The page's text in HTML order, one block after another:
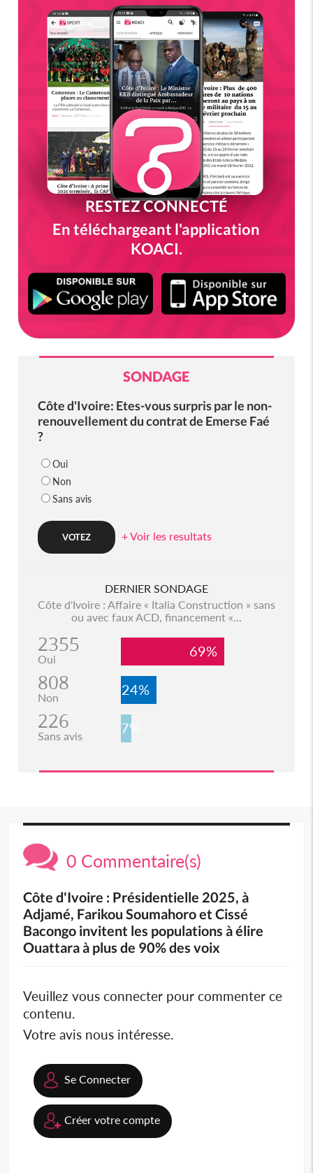
RESTEZ CONNECTÉ
En téléchargeant l'application
KOACI.
SONDAGE
Côte d'Ivoire: Etes-vous surpris par le non-
renouvellement du contrat de Emerse Faé
?
Oui
Non
Sans avis
+ Voir les resultats
DERNIER SONDAGE
Côte d'Ivoire : Affaire « Italia Construction » sans
ou avec faux ACD, financement «...
2355
Oui 69%
808
Non 24%
226
Sans avis 7%
0 Commentaire(s)
Côte d'Ivoire : Présidentielle 2025, à
Adjamé, Farikou Soumahoro et Cissé
Bacongo invitent les populations à élire
Ouattara à plus de 90% des voix
Veuillez vous connecter pour commenter ce
contenu.
Votre avis nous intéresse.
Se Connecter
Créer votre compte